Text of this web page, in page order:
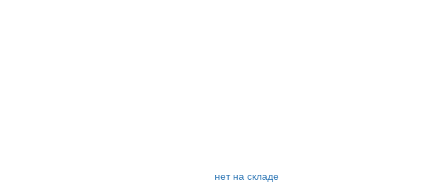
нет на складе